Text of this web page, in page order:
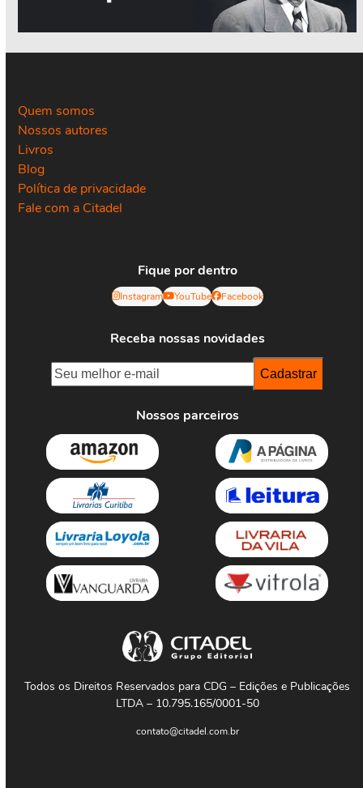
Quem somos
Nossos autores
Livros
Blog
Política de privacidade
Fale com a Citadel
Fique por dentro
Instagram YouTube Facebook
Receba nossas novidades
Nossos parceiros
Todos os Direitos Reservados para CDG – Edições e Publicações
LTDA – 10.795.165/0001-50
contato@citadel.com.br